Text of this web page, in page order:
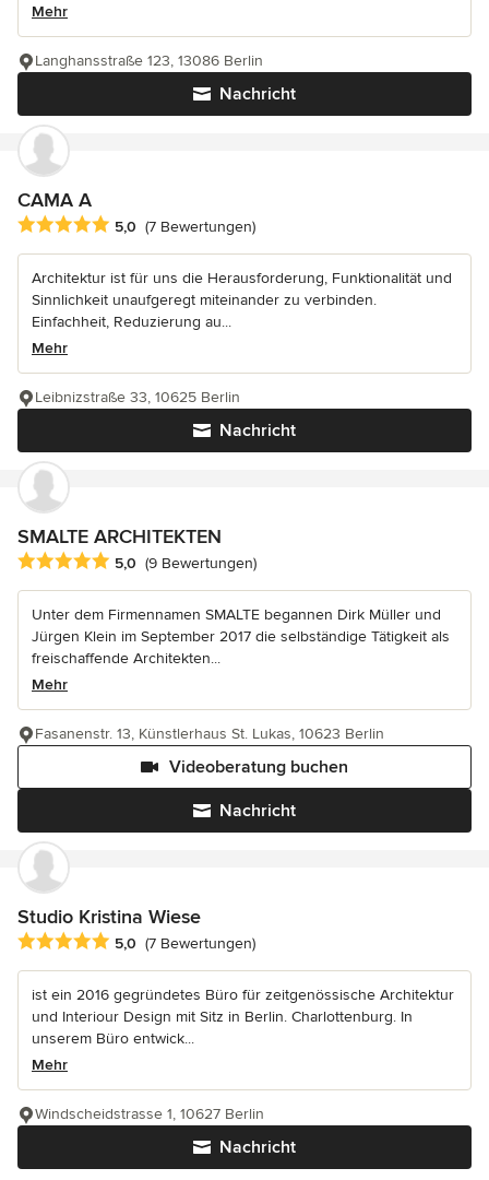
Mehr
Nachricht
Langhansstraße 123, 13086 Berlin
CAMA A
Durchschnittliche Bewertung: 5 von 5 Sternen
5,0 (7 Bewertungen)
Architektur ist für uns die Herausforderung, Funktionalität und
Sinnlichkeit unaufgeregt miteinander zu verbinden.
Einfachheit, Reduzierung au...
Mehr
Nachricht
Leibnizstraße 33, 10625 Berlin
SMALTE ARCHITEKTEN
Durchschnittliche Bewertung: 5 von 5 Sternen
5,0 (9 Bewertungen)
Unter dem Firmennamen SMALTE begannen Dirk Müller und
Jürgen Klein im September 2017 die selbständige Tätigkeit als
freischaffende Architekten...
Mehr
Nachricht
Videoberatung buchen
Fasanenstr. 13, Künstlerhaus St. Lukas, 10623 Berlin
Studio Kristina Wiese
Durchschnittliche Bewertung: 5 von 5 Sternen
5,0 (7 Bewertungen)
ist ein 2016 gegründetes Büro für zeitgenössische Architektur
und Interiour Design mit Sitz in Berlin. Charlottenburg. In
unserem Büro entwick...
Mehr
Nachricht
Windscheidstrasse 1, 10627 Berlin